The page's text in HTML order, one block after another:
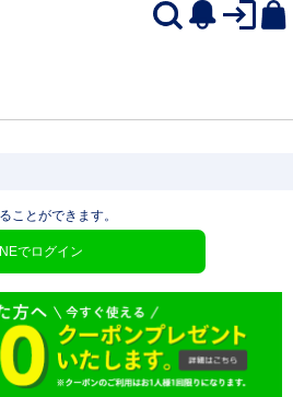
ことができます。
でログイン